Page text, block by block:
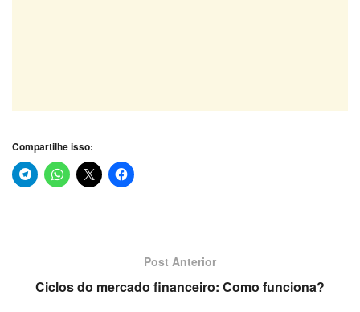
Compartilhe isso:
Post Anterior
Ciclos do mercado financeiro: Como funciona?